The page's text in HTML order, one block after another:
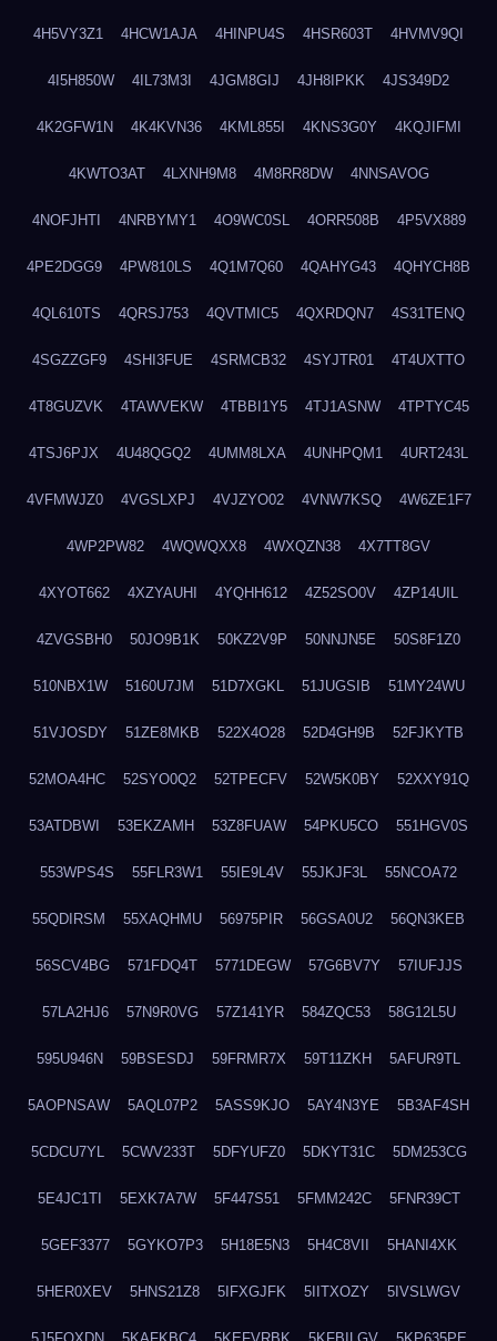
4H5VY3Z1 4HCW1AJA 4HINPU4S 4HSR603T 4HVMV9QI
4I5H850W 4IL73M3I 4JGM8GIJ 4JH8IPKK 4JS349D2
4K2GFW1N 4K4KVN36 4KML855I 4KNS3G0Y 4KQJIFMI
4KWTO3AT 4LXNH9M8 4M8RR8DW 4NNSAVOG
4NOFJHTI 4NRBYMY1 4O9WC0SL 4ORR508B 4P5VX889
4PE2DGG9 4PW810LS 4Q1M7Q60 4QAHYG43 4QHYCH8B
4QL610TS 4QRSJ753 4QVTMIC5 4QXRDQN7 4S31TENQ
4SGZZGF9 4SHI3FUE 4SRMCB32 4SYJTR01 4T4UXTTO
4T8GUZVK 4TAWVEKW 4TBBI1Y5 4TJ1ASNW 4TPTYC45
4TSJ6PJX 4U48QGQ2 4UMM8LXA 4UNHPQM1 4URT243L
4VFMWJZ0 4VGSLXPJ 4VJZYO02 4VNW7KSQ 4W6ZE1F7
4WP2PW82 4WQWQXX8 4WXQZN38 4X7TT8GV
4XYOT662 4XZYAUHI 4YQHH612 4Z52SO0V 4ZP14UIL
4ZVGSBH0 50JO9B1K 50KZ2V9P 50NNJN5E 50S8F1Z0
510NBX1W 5160U7JM 51D7XGKL 51JUGSIB 51MY24WU
51VJOSDY 51ZE8MKB 522X4O28 52D4GH9B 52FJKYTB
52MOA4HC 52SYO0Q2 52TPECFV 52W5K0BY 52XXY91Q
53ATDBWI 53EKZAMH 53Z8FUAW 54PKU5CO 551HGV0S
553WPS4S 55FLR3W1 55IE9L4V 55JKJF3L 55NCOA72
55QDIRSM 55XAQHMU 56975PIR 56GSA0U2 56QN3KEB
56SCV4BG 571FDQ4T 5771DEGW 57G6BV7Y 57IUFJJS
57LA2HJ6 57N9R0VG 57Z141YR 584ZQC53 58G12L5U
595U946N 59BSESDJ 59FRMR7X 59T11ZKH 5AFUR9TL
5AOPNSAW 5AQL07P2 5ASS9KJO 5AY4N3YE 5B3AF4SH
5CDCU7YL 5CWV233T 5DFYUFZ0 5DKYT31C 5DM253CG
5E4JC1TI 5EXK7A7W 5F447S51 5FMM242C 5FNR39CT
5GEF3377 5GYKO7P3 5H18E5N3 5H4C8VII 5HANI4XK
5HER0XEV 5HNS21Z8 5IFXGJFK 5IITXOZY 5IVSLWGV